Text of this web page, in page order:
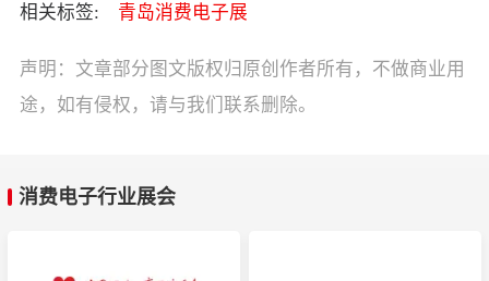
相关标签: 青岛消费电子展
声明：文章部分图文版权归原创作者所有，不做商业用
途，如有侵权，请与我们联系删除。
消费电子行业展会